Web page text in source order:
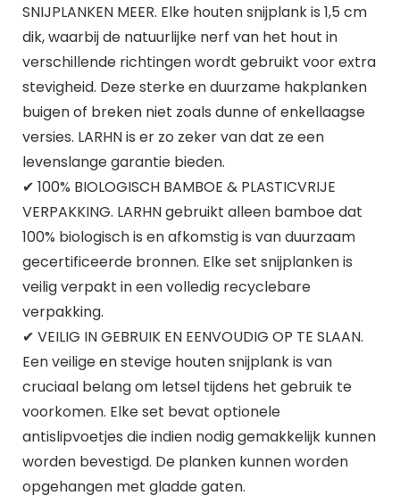
SNIJPLANKEN MEER. Elke houten snijplank is 1,5 cm
dik, waarbij de natuurlijke nerf van het hout in
verschillende richtingen wordt gebruikt voor extra
stevigheid. Deze sterke en duurzame hakplanken
buigen of breken niet zoals dunne of enkellaagse
versies. LARHN is er zo zeker van dat ze een
levenslange garantie bieden.
✔ 100% BIOLOGISCH BAMBOE & PLASTICVRIJE
VERPAKKING. LARHN gebruikt alleen bamboe dat
100% biologisch is en afkomstig is van duurzaam
gecertificeerde bronnen. Elke set snijplanken is
veilig verpakt in een volledig recyclebare
verpakking.
✔ VEILIG IN GEBRUIK EN EENVOUDIG OP TE SLAAN.
Een veilige en stevige houten snijplank is van
cruciaal belang om letsel tijdens het gebruik te
voorkomen. Elke set bevat optionele
antislipvoetjes die indien nodig gemakkelijk kunnen
worden bevestigd. De planken kunnen worden
opgehangen met gladde gaten.